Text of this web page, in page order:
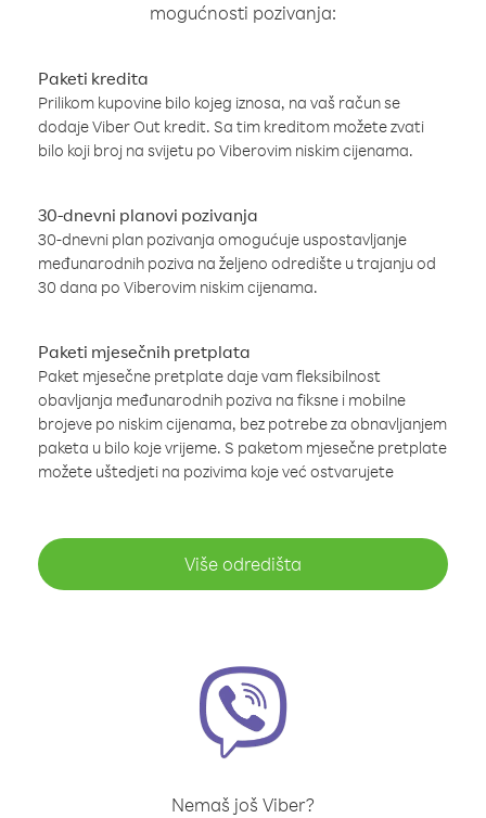
mogućnosti pozivanja:
Paketi kredita
Prilikom kupovine bilo kojeg iznosa, na vaš račun se
dodaje Viber Out kredit. Sa tim kreditom možete zvati
bilo koji broj na svijetu po Viberovim niskim cijenama.
30-dnevni planovi pozivanja
30-dnevni plan pozivanja omogućuje uspostavljanje
međunarodnih poziva na željeno odredište u trajanju od
30 dana po Viberovim niskim cijenama.
Paketi mjesečnih pretplata
Paket mjesečne pretplate daje vam fleksibilnost
obavljanja međunarodnih poziva na fiksne i mobilne
brojeve po niskim cijenama, bez potrebe za obnavljanjem
paketa u bilo koje vrijeme. S paketom mjesečne pretplate
možete uštedjeti na pozivima koje već ostvarujete
Više odredišta
Nemaš još Viber?